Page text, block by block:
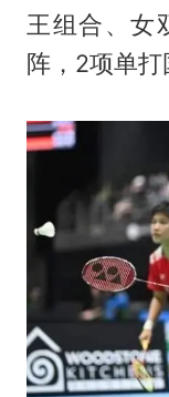
王组合、女
阵，2项单打